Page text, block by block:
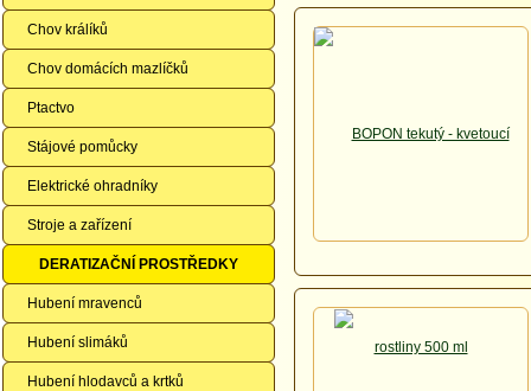
Chov králíků
Chov domácích mazlíčků
Ptactvo
Stájové pomůcky
Elektrické ohradníky
Stroje a zařízení
DERATIZAČNÍ PROSTŘEDKY
Hubení mravenců
Hubení slimáků
Hubení hlodavců a krtků